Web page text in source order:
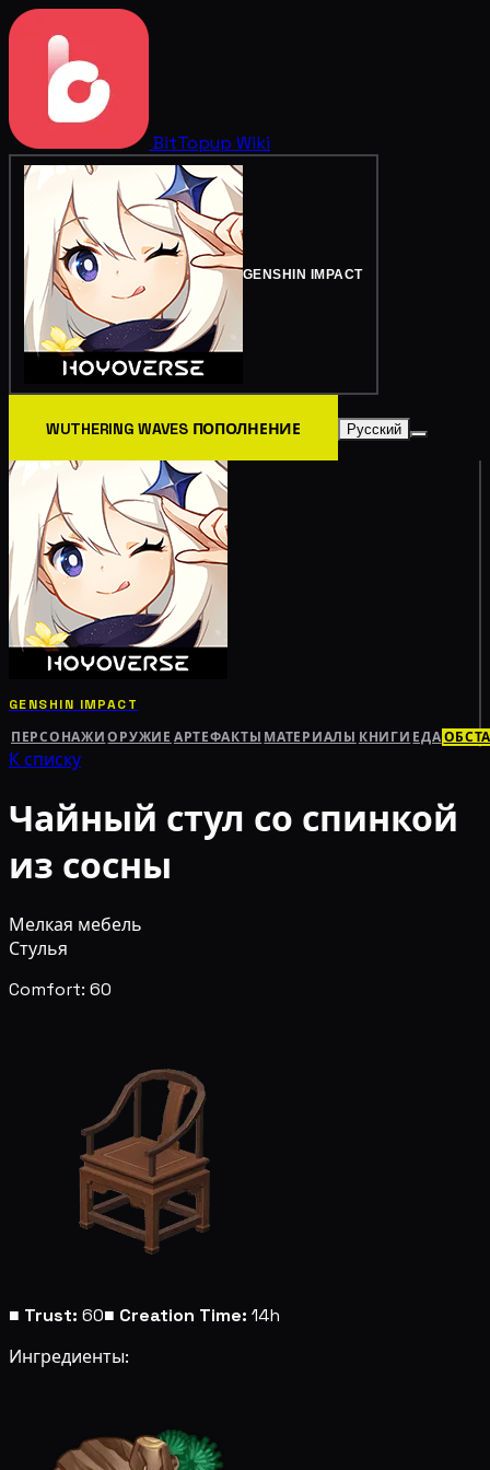
BitTopup Wiki
GENSHIN IMPACT
WUTHERING WAVES ПОПОЛНЕНИЕ Русский
GENSHIN IMPACT
ПЕРСОНАЖИ ОРУЖИЕ АРТЕФАКТЫ МАТЕРИАЛЫ КНИГИ ЕДА
К списку
Чайный стул со спинкой
из сосны
Мелкая мебель
Стулья
Comfort: 60
■ Trust: 60■ Creation Time: 14h
Ингредиенты: